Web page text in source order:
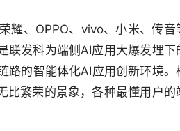
耀、OPPO、vivo、小米、传音
联发科为端侧AI应用大爆发埋下
路的智能体化AI应用创新环境。
比繁荣的景象，各种最懂用户的